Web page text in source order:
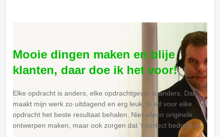
Mooie dingen maken en blije
klanten, daar doe ik het voor!
Elke opdracht is anders, elke opdrachtgever is anders. Dat
maakt mijn werk zo uitdagend en erg leuk. Ik wil voor elke
opdracht het beste resultaat behalen. Niet alleen originele
ontwerpen maken, maar ook zorgen dat ’t perfect bedrukt is.